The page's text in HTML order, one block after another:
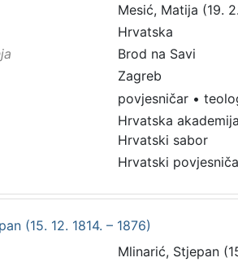
Mesić, Matija (19.
Hrvatska
Brod na Savi
Zagreb
povjesničar •
Hrvatska
Hrvatski sabor
Hrvatski
(15. 12. 1814. – 1876)
Mlinarić, Stjepan